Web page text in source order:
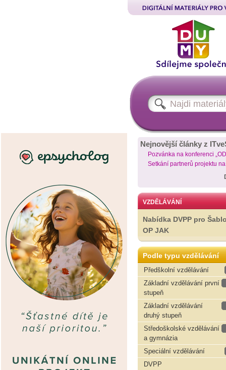
Nejnovější články z
Pozvánka na konferenci
Setkání partnerů projektu
VZDĚLÁVÁNÍ
Nabídka DVPP pro
OP JAK
Podle typu vzdělávání
Předškolní vzdělávání
Základní vzdělávání první
stupeň
Základní vzdělávání
druhý stupeň
Středoškolské vzdělávání
a gymnázia
Speciální vzdělávání
DVPP